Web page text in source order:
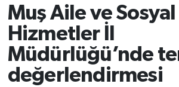
Muş Aile ve Sosyal
Hizmetler İl
Müdürlüğü’nde
değerlendirmesi
Bölge
Eğitim
Ekonomi
Uşak Namaz Vakitleri
Uşak Trafik Yoğunluk Haritası
TFF 2.Lig Kırmızı Grup Puan